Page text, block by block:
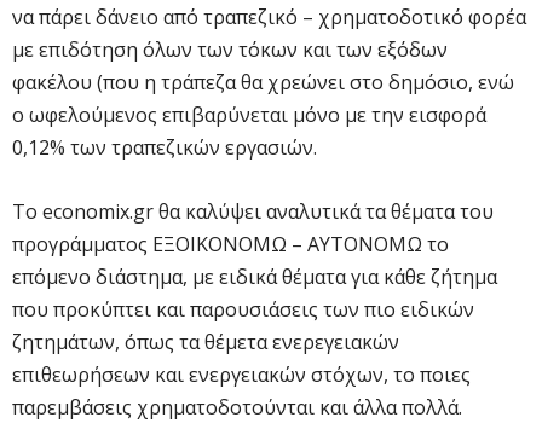
να πάρει δάνειο από τραπεζικό – χρηματοδοτικό φορέα
με επιδότηση όλων των τόκων και των εξόδων
φακέλου (που η τράπεζα θα χρεώνει στο δημόσιο, ενώ
ο ωφελούμενος επιβαρύνεται μόνο με την εισφορά
0,12% των τραπεζικών εργασιών.
Το economix.gr θα καλύψει αναλυτικά τα θέματα του
προγράμματος ΕΞΟΙΚΟΝΟΜΩ – ΑΥΤΟΝΟΜΩ το
επόμενο διάστημα, με ειδικά θέματα για κάθε ζήτημα
που προκύπτει και παρουσιάσεις των πιο ειδικών
ζητημάτων, όπως τα θέμετα ενερεγειακών
επιθεωρήσεων και ενεργειακών στόχων, το ποιες
παρεμβάσεις χρηματοδοτούνται και άλλα πολλά.